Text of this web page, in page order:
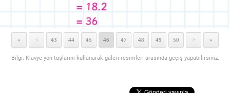
« < 43 44 45 46 47 48 49 50 > »
Bilgi: Klavye yön tuşlarını kullanarak galeri resimleri arasında geçiş yapabilirsiniz.